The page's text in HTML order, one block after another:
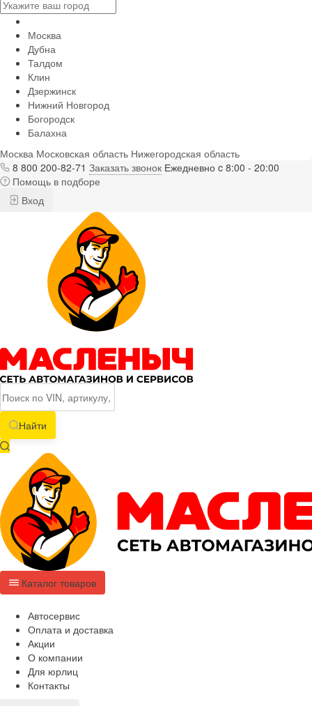
Москва
Дубна
Талдом
Клин
Дзержинск
Нижний Новгород
Богородск
Балахна
Москва Московская область Нижегородская область
8 800 200-82-71 Заказать звонок Ежедневно c 8:00 - 20:00
Помощь в подборе
Вход
Найти
Каталог товаров
Автосервис
Оплата и доставка
Акции
О компании
Для юрлиц
Контакты